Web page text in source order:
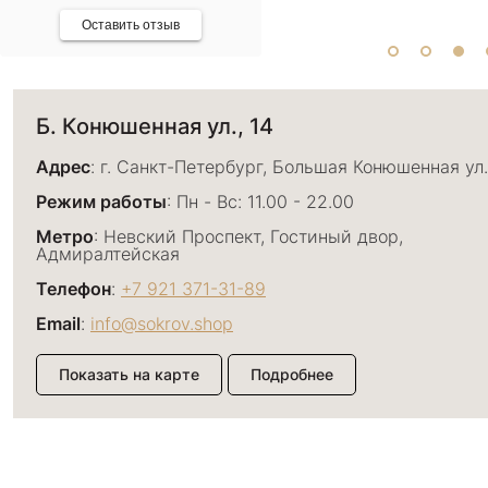
Оставить отзыв
Б. Конюшенная ул., 14
Адрес: г. Санкт-Петербург, Большая Конюшенная
Режим работы: Пн - Вс: 11.00 - 22.00
Метро: Невский Проспект, Гостиный двор,
Адмиралтейская
Телефон: +7 921 371-31-89
Email: info@sokrov.shop
Показать на карте Подробнее